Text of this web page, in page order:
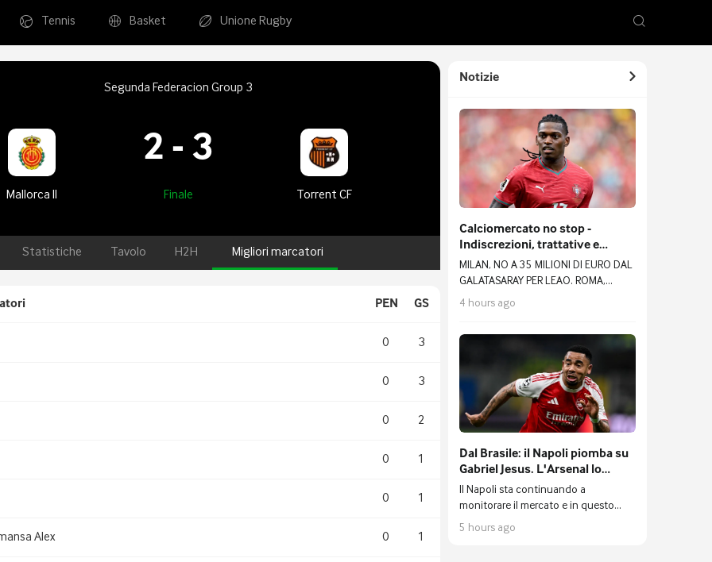
Tennis Basket Unione Rugby
Segunda Federacion Group 3
Mallorca II
2 - 3
Finale Torrent CF
Statistiche Tavolo H2H Migliori marcatori
PEN GS
0 3
0 3
0 2
0 1
0 1
Alex 0 1
Notizie
Calciomercato no stop -
Indiscrezioni, trattative e
retroscena del 6 agosto
MILAN, NO A 35 MILIONI DI EURO DAL
GALATASARAY PER LEAO. ROMA,
PELLEGRINI RINNOVA. COMO, ECCO
COUTO. GENOA, C'È SOW.
4 hours ago
Dal Brasile: il Napoli piomba su
Gabriel Jesus. L'Arsenal lo
valuta 20 milioni di euro
Il Napoli sta continuando a
monitorare il mercato e in questo
senso rimane particolarmente attenta
5 hours ago